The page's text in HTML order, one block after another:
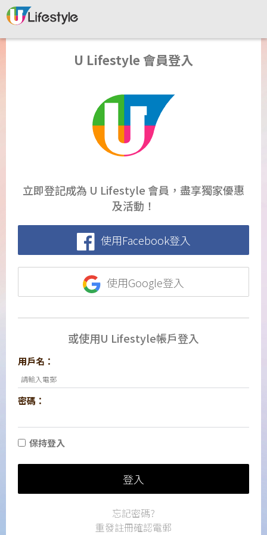
U Lifestyle 會員登入
立即登記成為 U Lifestyle 會員，盡享獨家優惠
及活動！
使用Facebook登入
使用Google登入
或使用U Lifestyle帳戶登入
用戶名：
密碼：
保持登入
登入
忘記密碼?
重發註冊確認電郵